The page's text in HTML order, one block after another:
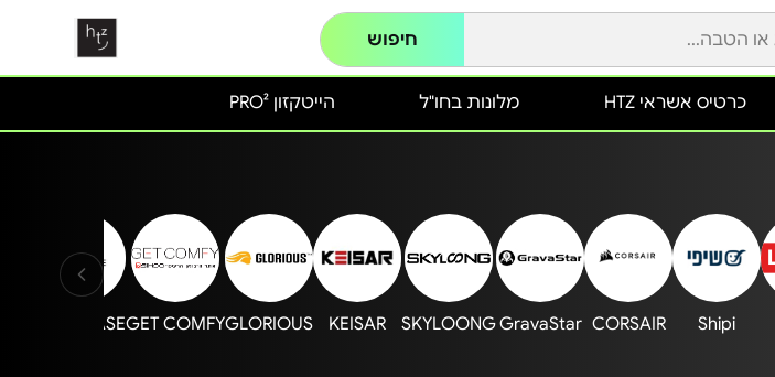
חיפוש
הייטקזון PRO² מלונות בחו"ל כרטיס אשראי HTZ
Shipi
CORSAIR
GravaStar
SKYLOONG
KEISAR
GLORIOUS
GET COMFY
MIRACASE